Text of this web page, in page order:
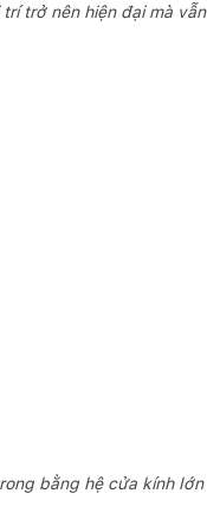
trở nên hiện đại mà vẫn
bằng hệ cửa kính lớn